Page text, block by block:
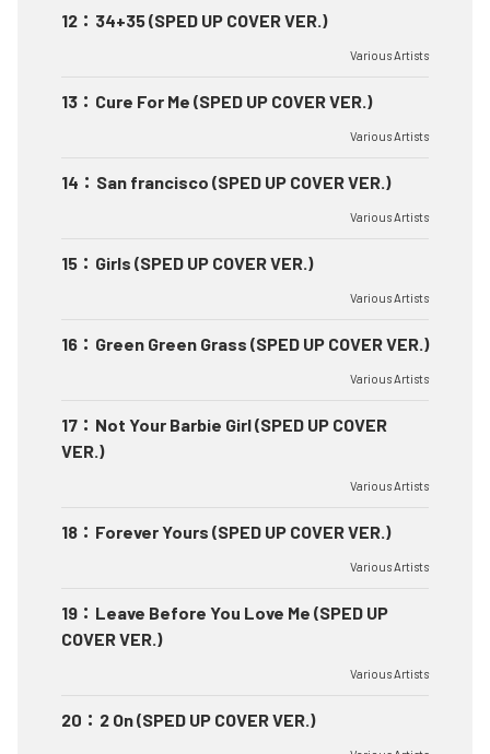
12 ： 34+35 (SPED UP COVER VER.)
Various Artists
13 ： Cure For Me (SPED UP COVER VER.)
Various Artists
14 ： San francisco (SPED UP COVER VER.)
Various Artists
15 ： Girls (SPED UP COVER VER.)
Various Artists
16 ： Green Green Grass (SPED UP COVER VER.)
Various Artists
17 ： Not Your Barbie Girl (SPED UP COVER
VER.)
Various Artists
18 ： Forever Yours (SPED UP COVER VER.)
Various Artists
19 ： Leave Before You Love Me (SPED UP
COVER VER.)
Various Artists
20 ： 2 On (SPED UP COVER VER.)